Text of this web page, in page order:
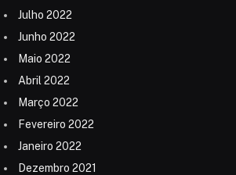
Julho 2022
Junho 2022
Maio 2022
Abril 2022
Março 2022
Fevereiro 2022
Janeiro 2022
Dezembro 2021